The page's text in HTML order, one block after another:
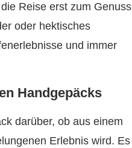
Reise erst zum Genuss
oder hektisches
und immer
Handgepäcks
darüber, ob aus einem
Erlebnis wird. Es